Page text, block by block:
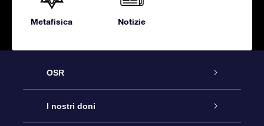
Metafisica Notizie
OSR
Assistenza
I nostri doni